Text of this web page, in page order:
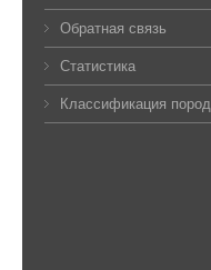
Обратная связь
Статистика
Классификация пород